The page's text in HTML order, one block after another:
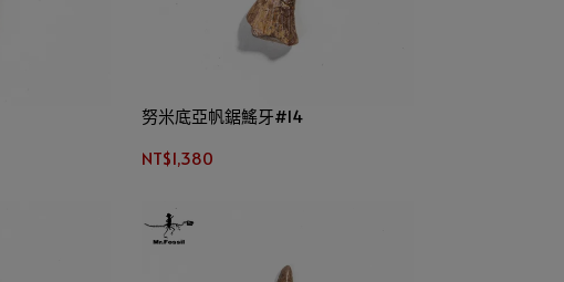
努米底亞帆鋸鰩牙#14
NT$1,380